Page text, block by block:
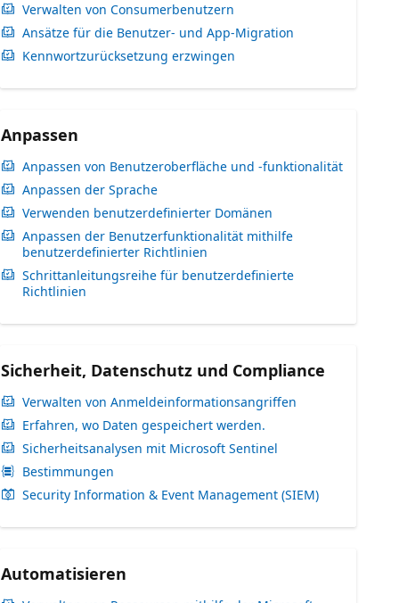
Verwalten von Consumerbenutzern
Ansätze für die Benutzer- und App-Migration
Kennwortzurücksetzung erzwingen
Anpassen
Anpassen von Benutzeroberfläche und -funktionalität
Anpassen der Sprache
Verwenden benutzerdefinierter Domänen
Anpassen der Benutzerfunktionalität mithilfe
benutzerdefinierter Richtlinien
Schrittanleitungsreihe für benutzerdefinierte
Richtlinien
Sicherheit, Datenschutz und Compliance
Verwalten von Anmeldeinformationsangriffen
Erfahren, wo Daten gespeichert werden.
Sicherheitsanalysen mit Microsoft Sentinel
Bestimmungen
Security Information & Event Management (SIEM)
Automatisieren